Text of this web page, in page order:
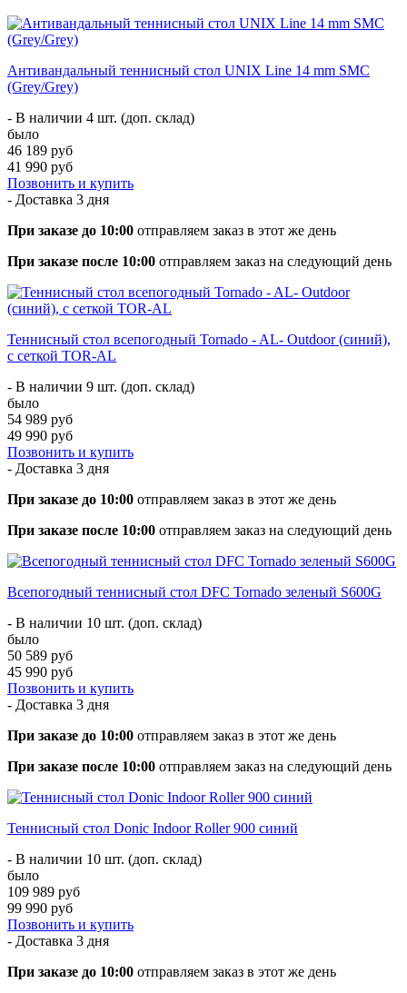
Антивандальный теннисный стол UNIX Line 14 mm SMC
(Grey/Grey)
- В наличии 4 шт. (доп. склад)
было
46 189 руб
41 990 руб
Позвонить и купить
- Доставка 3 дня
При заказе до 10:00 отправляем заказ в этот же день
При заказе после 10:00 отправляем заказ на следующий день
Теннисный стол всепогодный Tornado - AL- Outdoor (синий),
с сеткой TOR-AL
- В наличии 9 шт. (доп. склад)
было
54 989 руб
49 990 руб
Позвонить и купить
- Доставка 3 дня
При заказе до 10:00 отправляем заказ в этот же день
При заказе после 10:00 отправляем заказ на следующий день
Всепогодный теннисный стол DFC Tornado зеленый S600G
- В наличии 10 шт. (доп. склад)
было
50 589 руб
45 990 руб
Позвонить и купить
- Доставка 3 дня
При заказе до 10:00 отправляем заказ в этот же день
При заказе после 10:00 отправляем заказ на следующий день
Теннисный стол Donic Indoor Roller 900 синий
- В наличии 10 шт. (доп. склад)
было
109 989 руб
99 990 руб
Позвонить и купить
- Доставка 3 дня
При заказе до 10:00 отправляем заказ в этот же день